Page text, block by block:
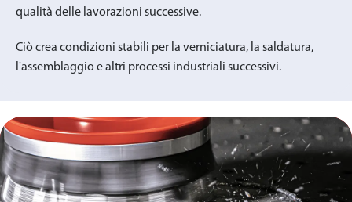
qualità delle lavorazioni successive.
Ciò crea condizioni stabili per la verniciatura, la saldatura,
l'assemblaggio e altri processi industriali successivi.